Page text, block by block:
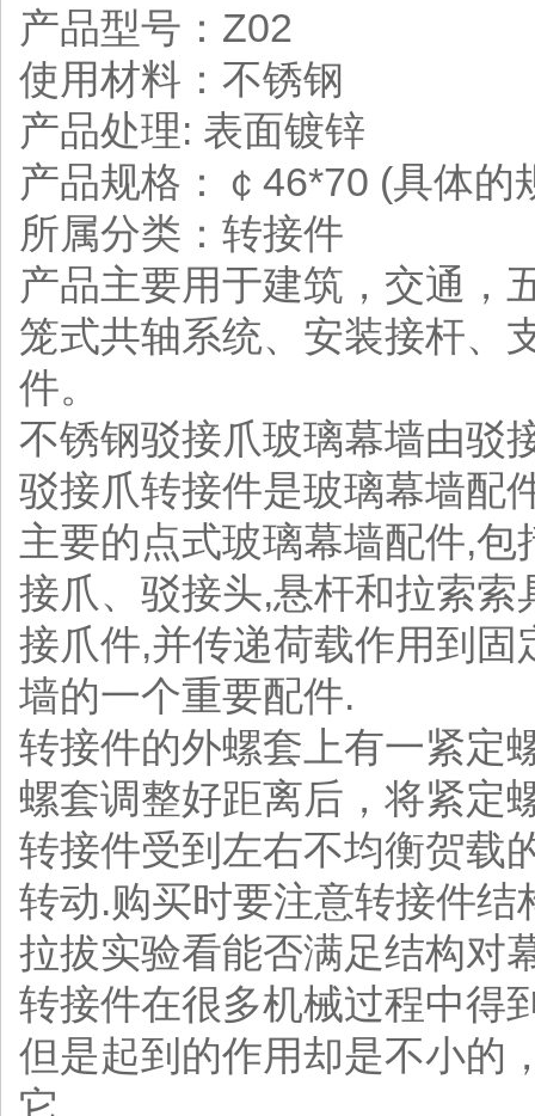
产品型号：Z02
使用材料：不锈钢
产品处理: 表面镀锌
产品规格：￠46*70 (具体
所属分类：转接件
产品主要用于建筑，交通，
笼式共轴系统、安装接杆、
件。
不锈钢驳接爪玻璃幕墙由驳
驳接爪转接件是玻璃幕墙配
主要的点式玻璃幕墙配件,
接爪、驳接头,悬杆和拉索
接爪件,并传递荷载作用到
墙的一个重要配件.
转接件的外螺套上有一紧定
螺套调整好距离后，将紧定
转接件受到左右不均衡贺载
转动.购买时要注意转接件
拉拔实验看能否满足结构对
转接件在很多机械过程中得
但是起到的作用却是不小的
它。